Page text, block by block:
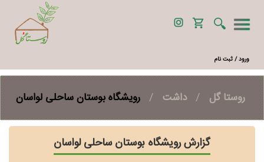
ورود / ثبت نام
روستا گل / داشت / رویشگاه بوستان ساحلی لواسان
گزارش رویشگاه بوستان ساحلی لواسان